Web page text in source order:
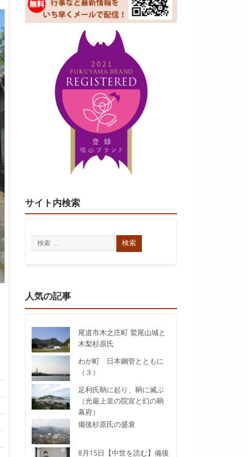
サイト内検索
人気の記事
尾道市木之庄町 鷲尾山城と
木梨杉原氏
わが町 日本鋼管とともに
（３）
足利氏鞆に起り、鞆に滅ぶ
（光厳上皇の院宣と幻の鞆
幕府）
備後杉原氏の盛衰
8月15日【中世を読む】備後